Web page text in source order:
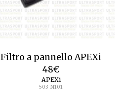
Filtro a pannello APEXi
48€
APEXi
503-N101